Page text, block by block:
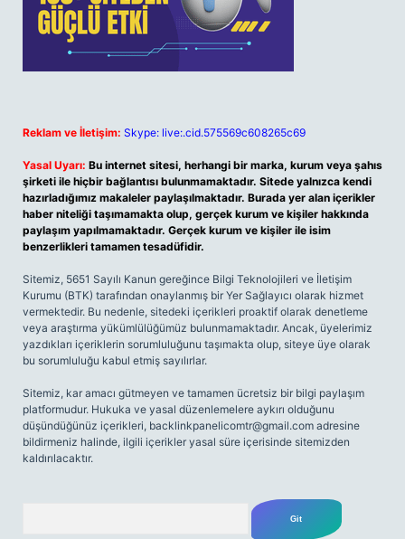
Reklam ve İletişim: Skype: live:.cid.575569c608265c69
Yasal Uyarı: Bu internet sitesi, herhangi bir marka, kurum veya şahıs
şirketi ile hiçbir bağlantısı bulunmamaktadır. Sitede yalnızca kendi
hazırladığımız makaleler paylaşılmaktadır. Burada yer alan içerikler
haber niteliği taşımamakta olup, gerçek kurum ve kişiler hakkında
paylaşım yapılmamaktadır. Gerçek kurum ve kişiler ile isim
benzerlikleri tamamen tesadüfidir.
Sitemiz, 5651 Sayılı Kanun gereğince Bilgi Teknolojileri ve İletişim
Kurumu (BTK) tarafından onaylanmış bir Yer Sağlayıcı olarak hizmet
vermektedir. Bu nedenle, sitedeki içerikleri proaktif olarak denetleme
veya araştırma yükümlülüğümüz bulunmamaktadır. Ancak, üyelerimiz
yazdıkları içeriklerin sorumluluğunu taşımakta olup, siteye üye olarak
bu sorumluluğu kabul etmiş sayılırlar.
Sitemiz, kar amacı gütmeyen ve tamamen ücretsiz bir bilgi paylaşım
platformudur. Hukuka ve yasal düzenlemelere aykırı olduğunu
düşündüğünüz içerikleri, backlinkpanelicomtr@gmail.com adresine
bildirmeniz halinde, ilgili içerikler yasal süre içerisinde sitemizden
kaldırılacaktır.